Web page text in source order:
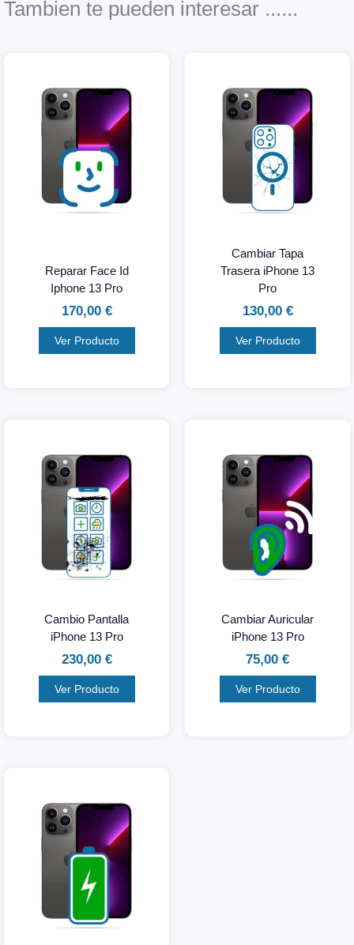
o
k
e
Tambien te pueden interesar ......
Reparar Face Id
Iphone 13 Pro
170,00 €
Ver Producto
Cambiar Tapa
Trasera iPhone 13
Pro
130,00 €
Ver Producto
Cambio Pantalla
iPhone 13 Pro
230,00 €
Ver Producto
Cambiar Auricular
iPhone 13 Pro
75,00 €
Ver Producto